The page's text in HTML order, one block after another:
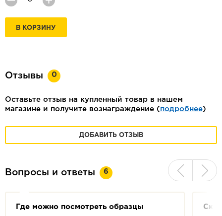
В КОРЗИНУ
Отзывы 0
Оставьте отзыв на купленный товар в нашем
магазине и получите вознаграждение (подробнее)
ДОБАВИТЬ ОТЗЫВ
Вопросы и ответы 6
Где можно посмотреть образцы